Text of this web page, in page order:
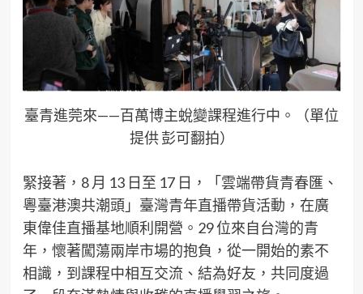
臺青進莞來——百萬博主蛻變課程進行中。（單位
提供 彭可翻拍）
緊接著，8 月 13 日至 17 日，「雲端帶貨青春匯、
粵臺港澳共潮頭」臺灣青年直播帶貨活動，在廣
東偉佳直播基地順利開營。29 位來自台灣的青
年，懷著闖蕩兩岸市場的抱負，從一開始的素不
相識，到課程中相互交流、結為好友，共同度過